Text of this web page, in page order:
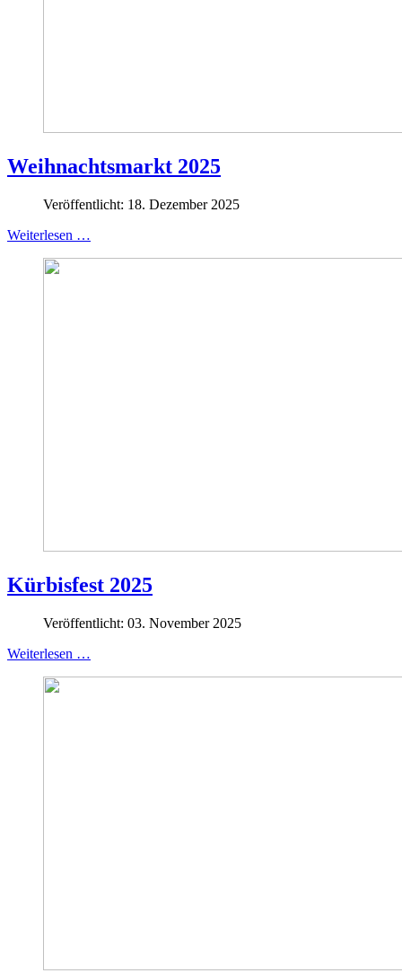
Weihnachtsmarkt 2025
Veröffentlicht: 18. Dezember 2025
Weiterlesen …
Kürbisfest 2025
Veröffentlicht: 03. November 2025
Weiterlesen …